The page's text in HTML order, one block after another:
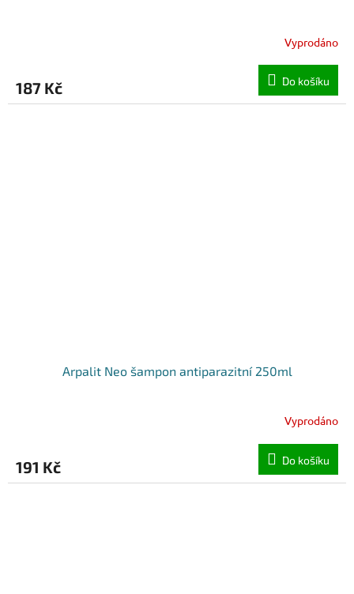
Vyprodáno
187 Kč Do košíku
Arpalit Neo šampon antiparazitní 250ml
Vyprodáno
191 Kč Do košíku